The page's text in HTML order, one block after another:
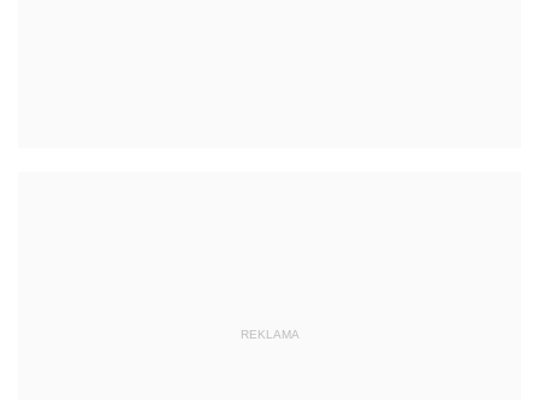
REKLAMA